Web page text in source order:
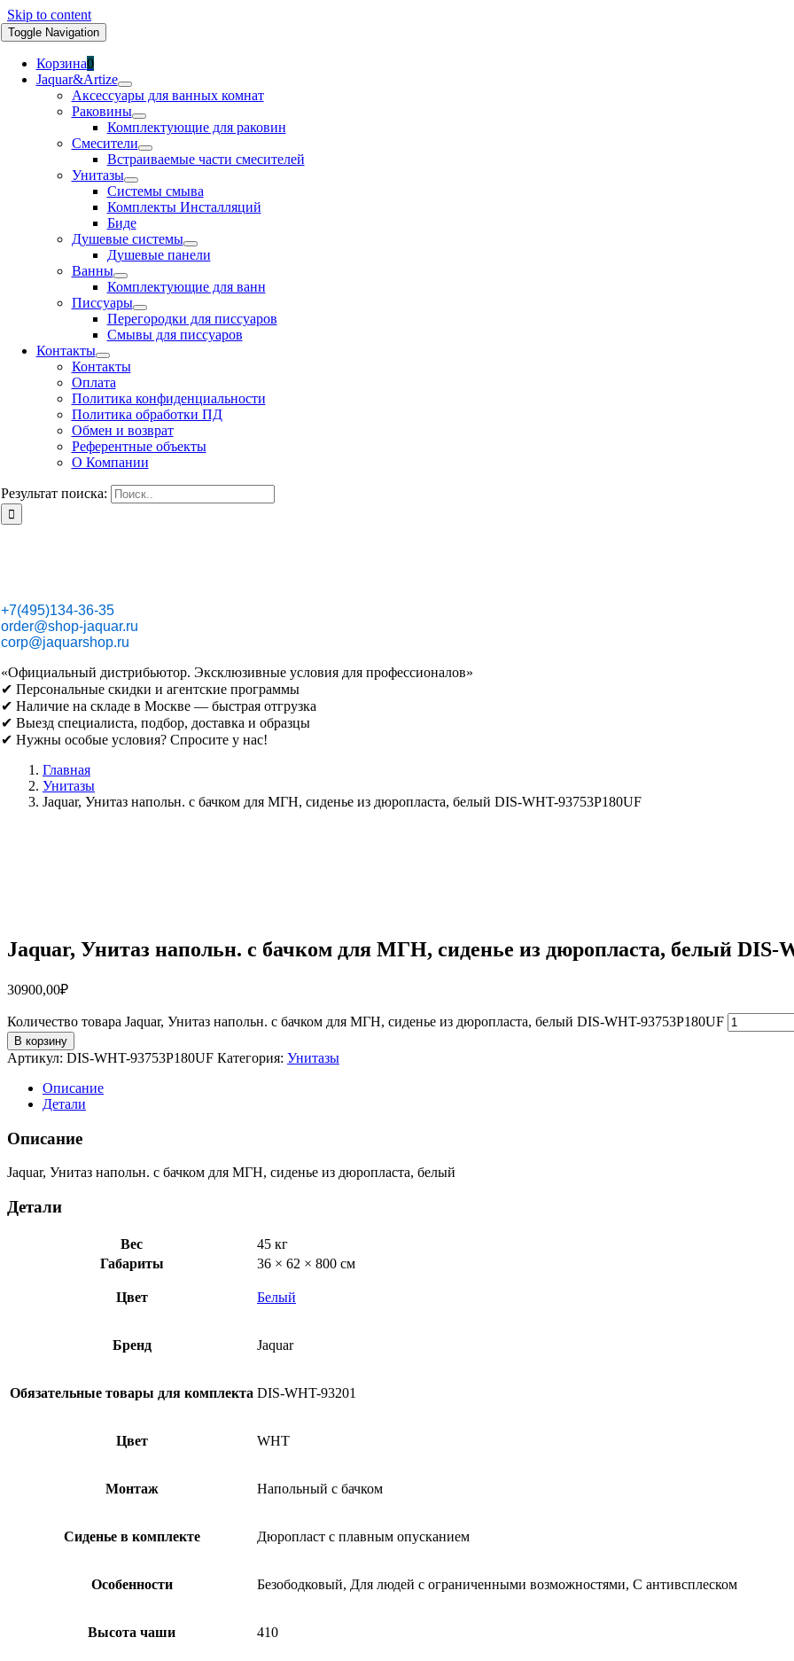
Skip to content
Toggle Navigation
Корзина0
Jaquar&Artize
Аксессуары для ванных комнат
Раковины
Комплектующие для раковин
Смесители
Встраиваемые части смесителей
Унитазы
Системы смыва
Комплекты Инсталляций
Биде
Душевые системы
Душевые панели
Ванны
Комплектующие для ванн
Писсуары
Перегородки для писсуаров
Смывы для писсуаров
Контакты
Контакты
Оплата
Политика конфиденциальности
Политика обработки ПД
Обмен и возврат
Референтные объекты
О Компании
Результат поиска:
+7(495)134-36-35
order@shop-jaquar.ru
corp@jaquarshop.ru
«Официальный дистрибьютор. Эксклюзивные условия для профессионалов»
✔ Персональные скидки и агентские программы
✔ Наличие на складе в Москве — быстрая отгрузка
✔ Выезд специалиста, подбор, доставка и образцы
✔ Нужны особые условия? Спросите у нас!
Главная
Унитазы
Jaquar, Унитаз напольн. с бачком для МГН, сиденье из дюропласта, белый DIS-WHT-93753P180UF
Jaquar, Унитаз напольн. с бачком для МГН, сиденье из дюропласта, белый DIS-
30900,00₽
Количество товара Jaquar, Унитаз напольн. с бачком для МГН, сиденье из дюропласта, белый DIS-WHT-93753P180UF
В корзину
Артикул: DIS-WHT-93753P180UF Категория: Унитазы
Описание
Детали
Описание
Jaquar, Унитаз напольн. с бачком для МГН, сиденье из дюропласта, белый
Детали
Вес
45 кг
Габариты
36 × 62 × 800 см
Цвет Белый
Бренд Jaquar
Обязательные товары для комплекта DIS-WHT-93201
Цвет WHT
Монтаж Напольный с бачком
Сиденье в комплекте Дюропласт с плавным опусканием
Особенности Безободковый, Для людей с ограниченными возможностями, С антивсплеском
Высота чаши 410